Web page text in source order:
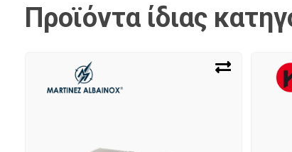
Προϊόντα ίδιας